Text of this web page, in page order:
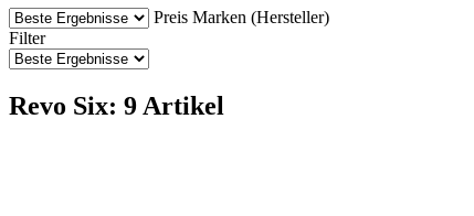
Preis Marken (Hersteller)
Filter
Revo Six: 9 Artikel